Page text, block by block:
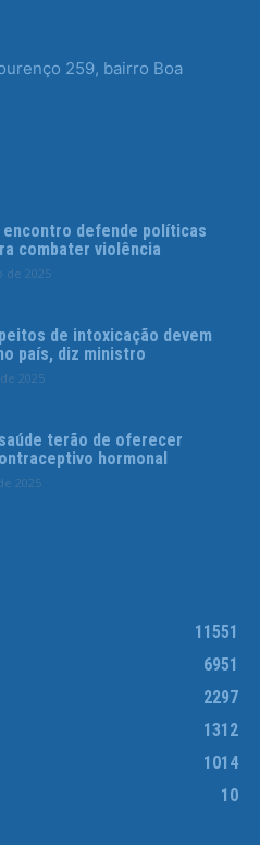
259, bairro Boa
encontro defende políticas
combater violência
de 2025
de intoxicação devem
país, diz ministro
2025
terão de oferecer
hormonal
2025
11551
6951
2297
1312
1014
10